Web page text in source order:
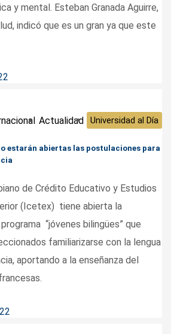
y mental. Esteban Granada Aguirre,
indicó que es un gran ya que este
Actualidad Universidad al Día
estarán abiertas las postulaciones para
de Crédito Educativo y Estudios
(Icetex) tiene abierta la
“jóvenes bilingües” que
familiarizarse con la lengua
aportando a la enseñanza del